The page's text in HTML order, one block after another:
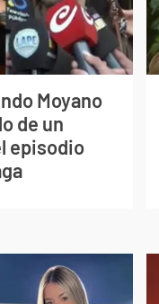
Moyano
de un
episodio